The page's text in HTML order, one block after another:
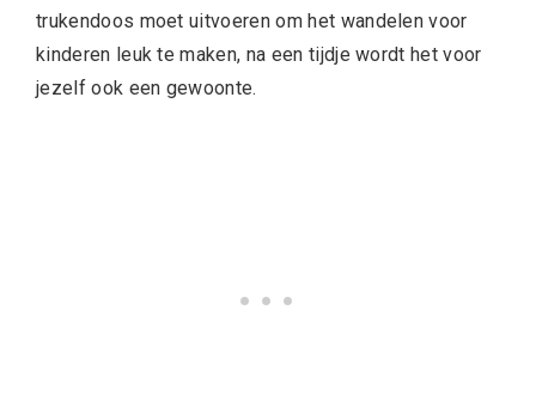
trukendoos moet uitvoeren om het wandelen voor
kinderen leuk te maken, na een tijdje wordt het voor
jezelf ook een gewoonte.